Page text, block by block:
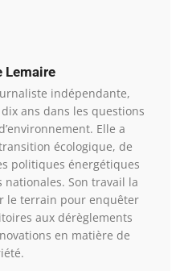
Lemaire
indépendante,
ans dans les questions
Elle a
écologique, de
politiques énergétiques
Son travail la
le terrain pour enquêter
aux dérèglements
en matière de